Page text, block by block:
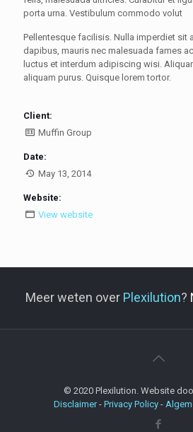
porta urna. Vestibulum commodo volut
Pellentesque facilisis. Nulla imperdiet sit
dapibus, mauris nec malesuada fames
luctus et interdum adipiscing wisi.
aliquam purus. Quisque lorem tortor.
Client:
Muffin Group
Date:
May 13, 2014
Website:
View website
Meer weten over Plexilution?
© 2020 Plexilution. Website
Disclaimer- Privacy Policy -